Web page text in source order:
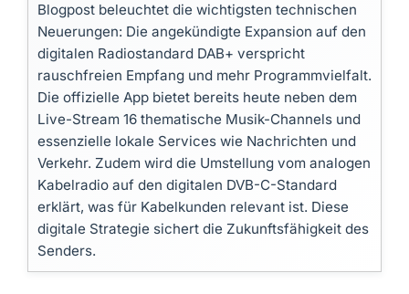
Blogpost beleuchtet die wichtigsten technischen
Neuerungen: Die angekündigte Expansion auf den
digitalen Radiostandard DAB+ verspricht
rauschfreien Empfang und mehr Programmvielfalt.
Die offizielle App bietet bereits heute neben dem
Live-Stream 16 thematische Musik-Channels und
essenzielle lokale Services wie Nachrichten und
Verkehr. Zudem wird die Umstellung vom analogen
Kabelradio auf den digitalen DVB-C-Standard
erklärt, was für Kabelkunden relevant ist. Diese
digitale Strategie sichert die Zukunftsfähigkeit des
Senders.